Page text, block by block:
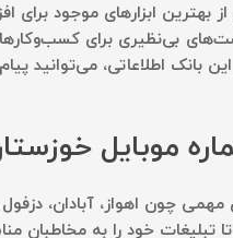
بهترین ابزارهای موجود
بی‌نظیری برای
این بانک اطلاعاتی،
موبایل
مهمی چون اهواز، آبادان،
تبلیغات خود را به مخاطبان